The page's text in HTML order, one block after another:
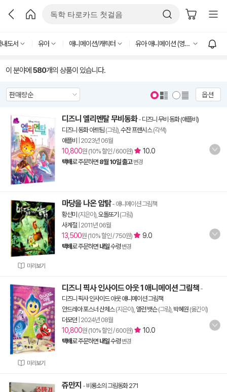
내도서 유아 애니메이션/캐릭터 유아 애니메이션 (영화)
이 분야에 580개의 상품이 있습니다.
옵션
디즈니 엘리멘탈 무비동화- 디즈니 무비 동화 (애플비)
디즈니 동화 아트팀 (그림), 수잔 프랜시스(각색)
애플비
2023년 06월
10,800원 (10% 할인 / 600원) 10.0
택배로 주문하면 8월 10일 출고 변경
미리보기
마당을 나온 암탉- 애니메이션 그림책
황선미 (지은이), 오돌또기 (그림)
사계절 2011년 06월
13,500원 (10% 할인 / 750원) 9.0
택배로 주문하면 내일수령 변경
미리보기
디즈니 픽사 인사이드 아웃 1 애니메이션 그림책 -
디즈니 픽사 인사이드 아웃 애니메이션 그림책
안드레아 포스너 산체스(지은이), 앨런 뱃슨(그림), 박혜원 (옮긴이)
더모던 2024년 08월
10,800원 (10% 할인 / 600원) 10.0
택배로 주문하면 내일수령 변경
쥬만지 - 비룡소의 그림동화 271